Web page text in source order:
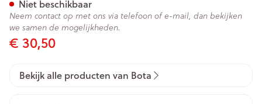
€ 30,50
Niet beschikbaar
Neem contact op met ons via telefoon of e-mail, dan bekijken
we samen de mogelijkheden.
Bekijk alle producten van Bota